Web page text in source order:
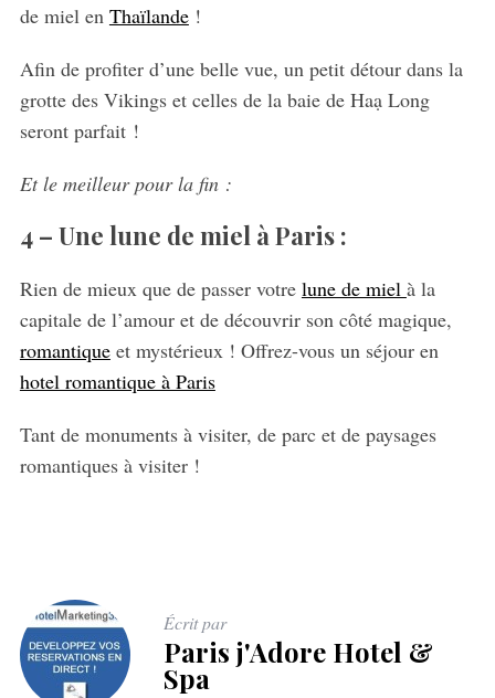
de miel en Thaïlande!
Afin de profiter d’une belle vue, un petit détour dans la
grotte des Vikings et celles de la baie de Haạ Long
seront parfait !
Et le meilleur pour la fin :
4 – Une lune de miel à Paris :
Rien de mieux que de passer votre lune de miel à la
capitale de l’amour et de découvrir son côté magique,
romantiqueet mystérieux ! Offrez-vous un séjour en
hotel romantique à Paris
Tant de monuments à visiter, de parc et de paysages
romantiques à visiter !
Écrit par
Paris j'Adore Hotel &
Spa